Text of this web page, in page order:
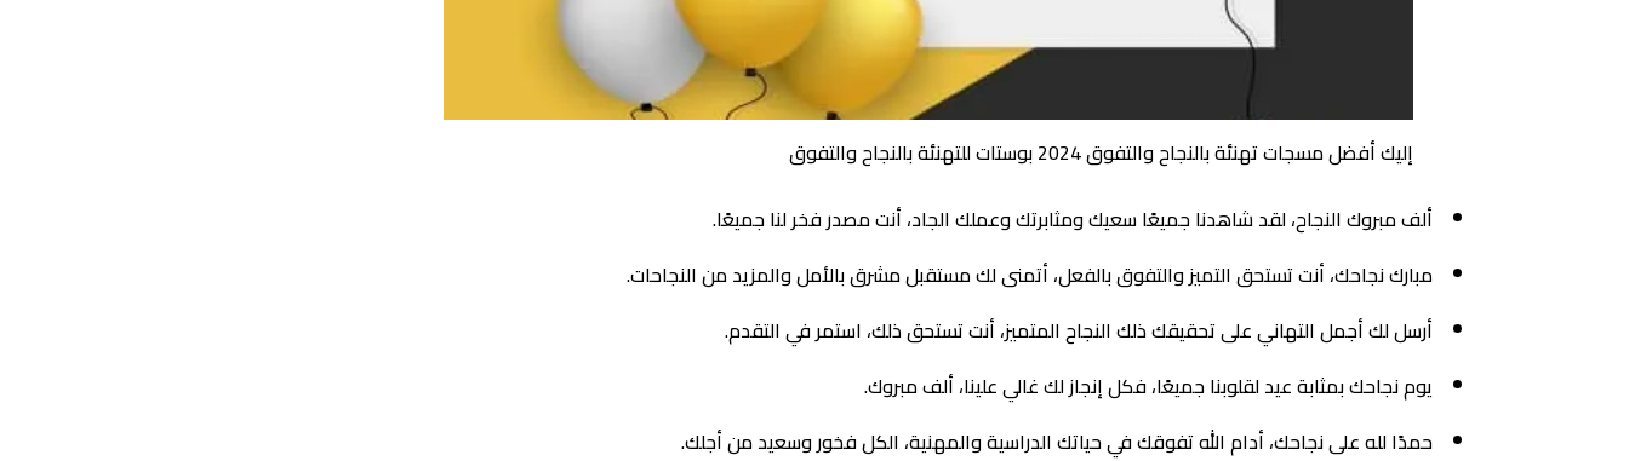
إليك أفضل مسجات تهنئة بالنجاح والتفوق 2024 بوستات للتهنئة بالنجاح والتفوق
ألف مبروك النجاح، لقد شاهدنا جميعًا سعيك ومثابرتك وعملك الجاد، أنت مصدر فخر لنا جميعًا.
مبارك نجاحك، أنت تستحق التميز والتفوق بالفعل، أتمنى لك مستقبل مشرق بالأمل والمزيد من النجاحات.
أرسل لك أجمل التهاني على تحقيقك ذلك النجاح المتميز، أنت تستحق ذلك، استمر في التقدم.
يوم نجاحك بمثابة عيد لقلوبنا جميعًا، فكل إنجاز لك غالي علينا، ألف مبروك.
حمدًا لله على نجاحك، أدام الله تفوقك في حياتك الدراسية والمهنية، الكل فخور وسعيد من أجلك.